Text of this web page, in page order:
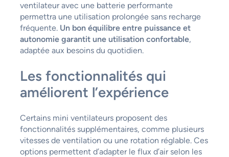
ventilateur avec une batterie performante
permettra une utilisation prolongée sans recharge
fréquente. Un bon équilibre entre puissance et
autonomie garantit une utilisation confortable,
adaptée aux besoins du quotidien.
Les fonctionnalités qui
améliorent l’expérience
Certains mini ventilateurs proposent des
fonctionnalités supplémentaires, comme plusieurs
vitesses de ventilation ou une rotation réglable. Ces
options permettent d’adapter le flux d’air selon les